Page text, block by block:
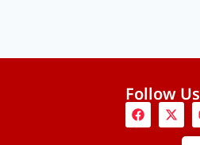
Follow Us